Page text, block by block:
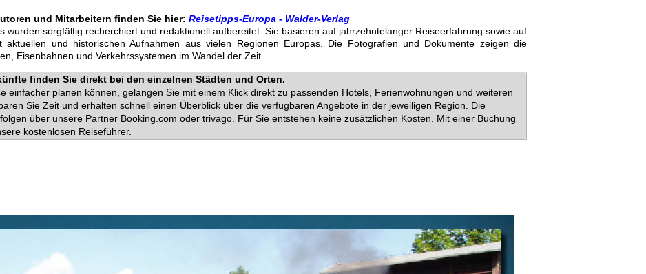
und Mitarbeitern finden Sie hier: Reisetipps-Europa - Walder-Verlag
wurden sorgfältig recherchiert und redaktionell aufbereitet. Sie basieren auf jahrzehntelanger Reiseerfahrung sowie auf
aktuellen und historischen Aufnahmen aus vielen Regionen Europas. Die Fotografien und Dokumente zeigen die
Eisenbahnen und Verkehrssystemen im Wandel der Zeit.
finden Sie direkt bei den einzelnen Städten und Orten.
einfacher planen können, gelangen Sie mit einem Klick direkt zu passenden Hotels, Ferienwohnungen und weiteren
Sie Zeit und erhalten schnell einen Überblick über die verfügbaren Angebote in der jeweiligen Region. Die
über unsere Partner Booking.com oder trivago. Für Sie entstehen keine zusätzlichen Kosten. Mit einer Buchung
kostenlosen Reiseführer.